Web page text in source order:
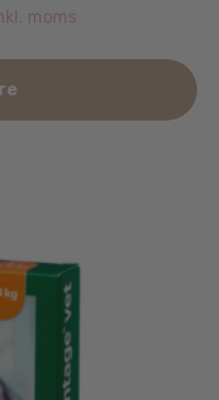
moms